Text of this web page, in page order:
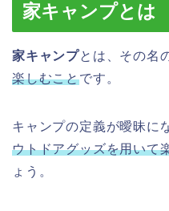
家キャンプとは
家キャンプとは、その名
楽しむことです。
キャンプの定義が曖昧に
ウトドアグッズを用いて
ょう。